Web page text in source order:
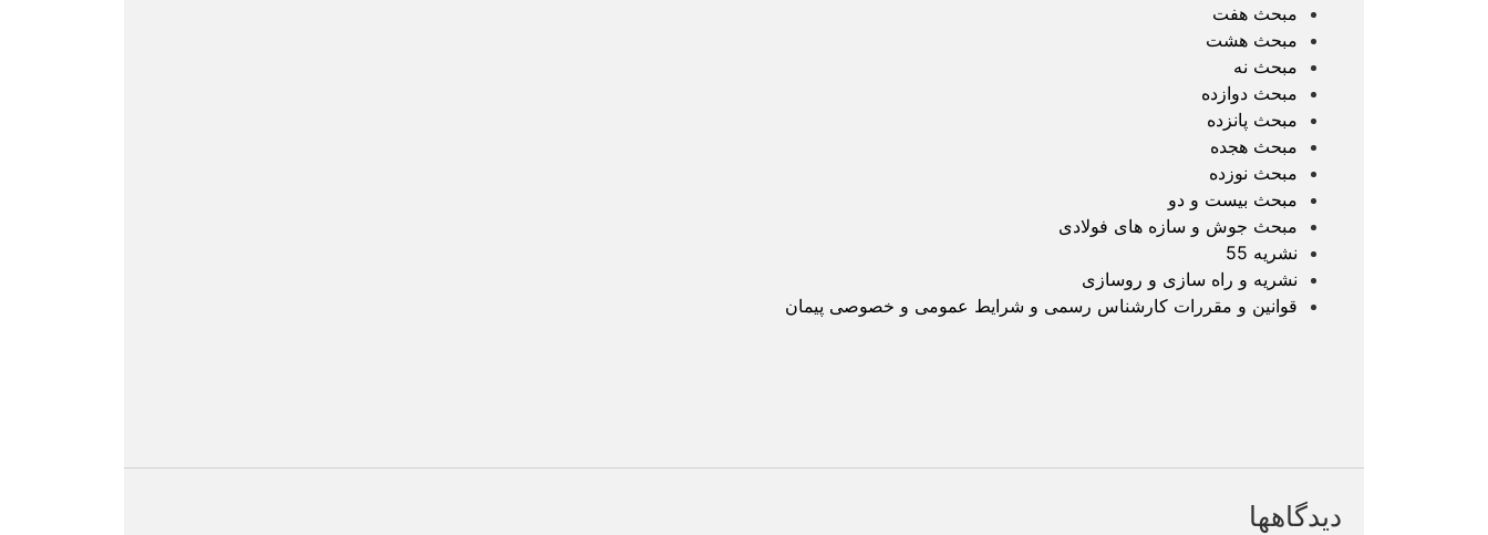
مبحث هفت
مبحث هشت
مبحث نه
مبحث دوازده
مبحث پانزده
مبحث هجده
مبحث نوزده
مبحث بیست و دو
مبحث جوش و سازه های فولادی
نشریه 55
نشریه و راه سازی و روسازی
قوانین و مقررات کارشناس رسمی و شرایط عمومی و خصوصی پیمان
دیدگاهها